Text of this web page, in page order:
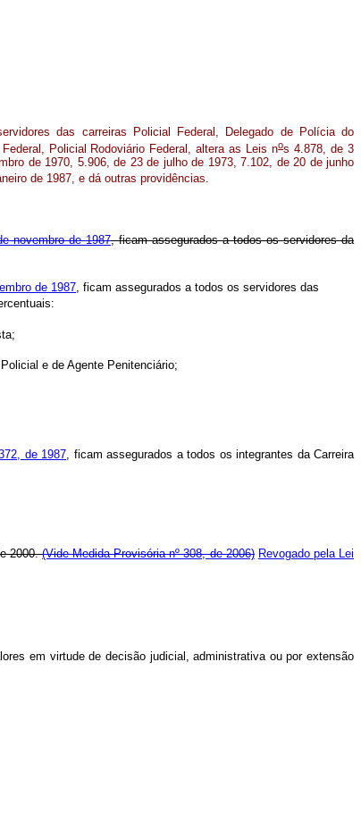
das carreiras Policial Federal, Delegado de Polícia do
Policial Rodoviário Federal, altera as Leis nos 4.878, de 3
de 1970, 5.906, de 23 de julho de 1973, 7.102, de 20 de junho
de 1987, e dá outras providências.
novembro de 1987, ficam assegurados a todos os servidores da
de 1987 , ficam assegurados a todos os servidores das
e de Agente Penitenciário;
de 1987 , ficam assegurados a todos os integrantes da Carreira
2000.(Vide Medida Provisória nº 308, de 2006) Revogado pela Lei
em virtude de decisão judicial, administrativa ou por extensão